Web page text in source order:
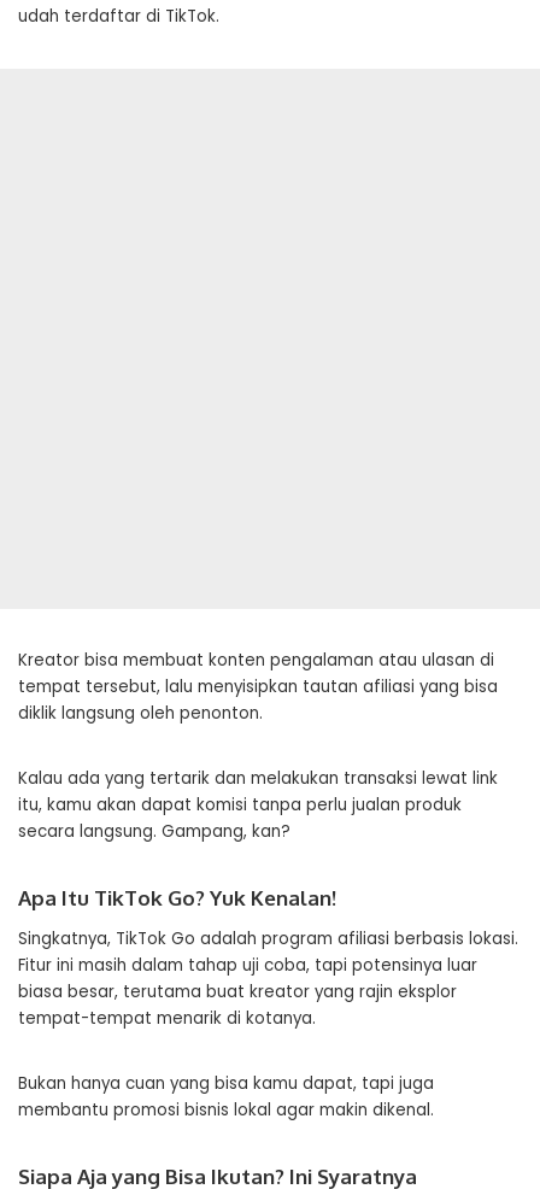
udah terdaftar di TikTok.
Kreator bisa membuat konten pengalaman atau ulasan di
tempat tersebut, lalu menyisipkan tautan afiliasi yang bisa
diklik langsung oleh penonton.
Kalau ada yang tertarik dan melakukan transaksi lewat link
itu, kamu akan dapat komisi tanpa perlu jualan produk
secara langsung. Gampang, kan?
Apa Itu TikTok Go? Yuk Kenalan!
Singkatnya, TikTok Go adalah program afiliasi berbasis lokasi.
Fitur ini masih dalam tahap uji coba, tapi potensinya luar
biasa besar, terutama buat kreator yang rajin eksplor
tempat-tempat menarik di kotanya.
Bukan hanya cuan yang bisa kamu dapat, tapi juga
membantu promosi bisnis lokal agar makin dikenal.
Siapa Aja yang Bisa Ikutan? Ini Syaratnya